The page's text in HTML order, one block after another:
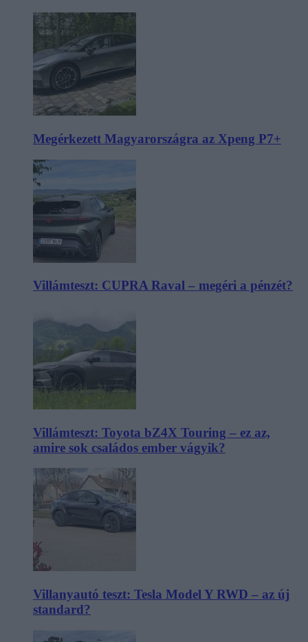
Megérkezett Magyarországra az Xpeng P7+
Villámteszt: CUPRA Raval – megéri a pénzét?
Villámteszt: Toyota bZ4X Touring – ez az,
amire sok családos ember vágyik?
Villanyautó teszt: Tesla Model Y RWD – az új
standard?